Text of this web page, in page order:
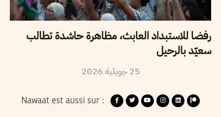
رفضا للاستبداد العابث، مظاهرة حاشدة تطالب
سعيّد بالرحيل
25 جويلية2026
Nawaat est aussi sur :